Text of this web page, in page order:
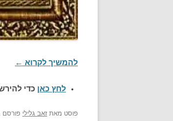
להמשיך לקרוא ←
לחץ כאן כדי
פוסט מאת זאב גלילי פורסם